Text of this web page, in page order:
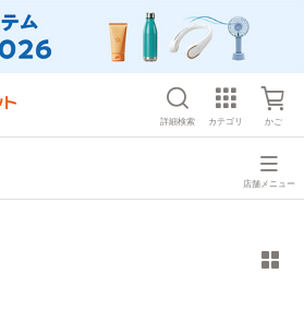
詳細検索 カテゴリ かご
店舗メニュー